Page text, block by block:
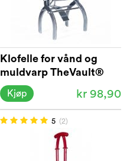
Klofelle for vånd og
muldvarp TheVault®
kr 98,90
Kjøp
5 (2)